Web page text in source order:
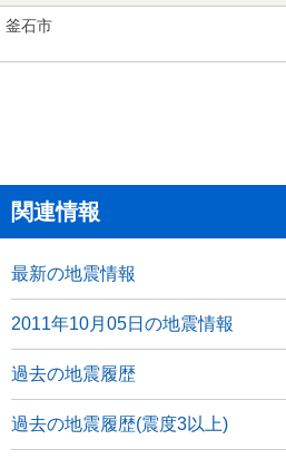
釜石市
関連情報
最新の地震情報
2011年10月05日の地震情報
過去の地震履歴
過去の地震履歴(震度3以上)